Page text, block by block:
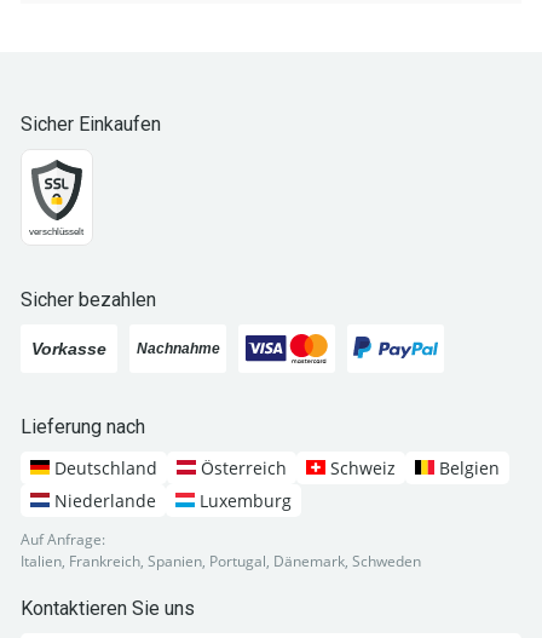
Sicher Einkaufen
Sicher bezahlen
Lieferung nach
Deutschland
Österreich Schweiz
Belgien
Niederlande
Luxemburg
Auf Anfrage:
Italien, Frankreich, Spanien, Portugal, Dänemark, Schweden
Kontaktieren Sie uns